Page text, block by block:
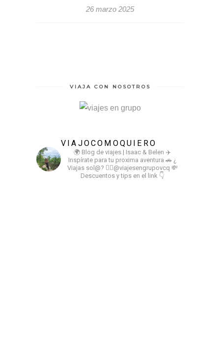
26 marzo 2025
VIAJA CON NOSOTROS
VIAJOCOMOQUIERO
🌍 Blog de viajes | Isaac & Belen ✈️
Inspírate para tu proxima aventura 🚗 ¿
Viajas sol@? 👉🏻@viajesengrupovcq 💸
Descuentos y tips en el link 👇